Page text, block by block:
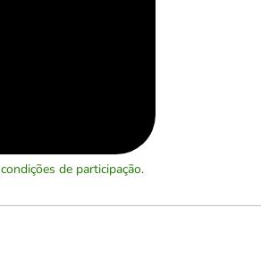
condições de participação.